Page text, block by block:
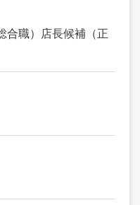
合職）店長候補（正